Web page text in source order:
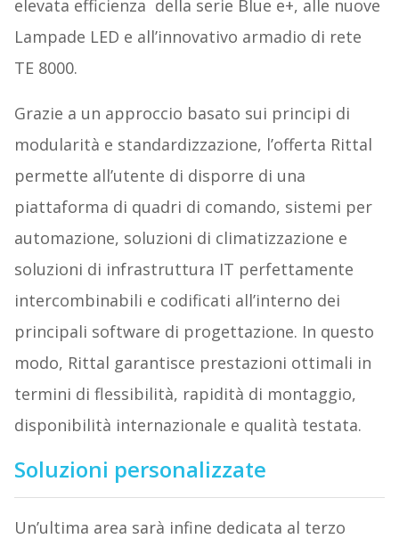
elevata efficienza della serie Blue e+, alle nuove
Lampade LED e all’innovativo armadio di rete
TE 8000.
Grazie a un approccio basato sui principi di
modularità e standardizzazione, l’offerta Rittal
permette all’utente di disporre di una
piattaforma di quadri di comando, sistemi per
automazione, soluzioni di climatizzazione e
soluzioni di infrastruttura IT perfettamente
intercombinabili e codificati all’interno dei
principali software di progettazione. In questo
modo, Rittal garantisce prestazioni ottimali in
termini di flessibilità, rapidità di montaggio,
disponibilità internazionale e qualità testata.
Soluzioni personalizzate
Un’ultima area sarà infine dedicata al terzo